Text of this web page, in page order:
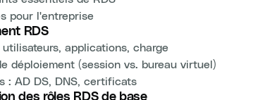
pour l'entreprise
RDS
applications, charge
déploiement (session vs. bureau virtuel)
: AD DS, DNS, certificats
des rôles RDS de base